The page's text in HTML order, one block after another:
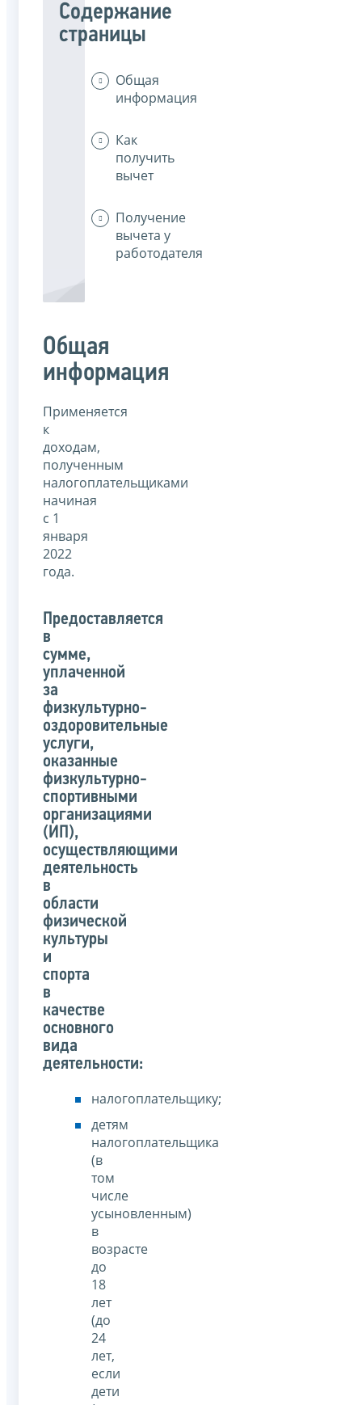
Содержание
страницы
Общая
информация
Как
получить
вычет
Получение
вычета у
работодателя
Общая
информация
Применяется
к
доходам,
полученным
налогоплательщиками
начиная
с 1
января
2022
года.
Предоставляется
в
сумме,
уплаченной
за
физкультурно-
оздоровительные
услуги,
оказанные
физкультурно-
спортивными
организациями
(ИП),
осуществляющими
деятельность
в
области
физической
культуры
и
спорта
в
качестве
основного
вида
деятельности:
налогоплательщику;
детям
налогоплательщика
(в
том
числе
усыновленным)
в
возрасте
до
18
лет
(до
24
лет,
если
дети